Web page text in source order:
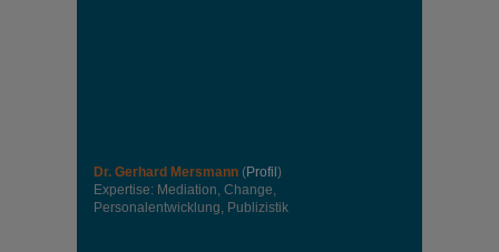
Dr. Gerhard Mersmann (Profil )
Expertise: Mediation, Change,
Personalentwicklung, Publizistik